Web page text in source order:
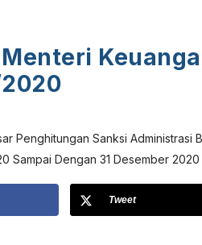
Penghitungan Sanksi Administrasi
Sampai Dengan 31 Desember 2020
Tweet